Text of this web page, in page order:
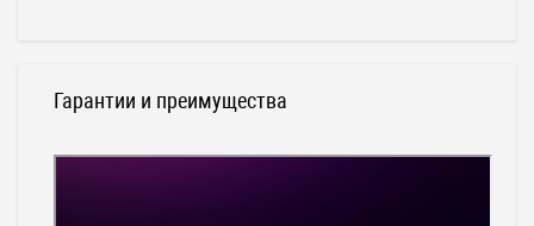
Гарантии и преимущества